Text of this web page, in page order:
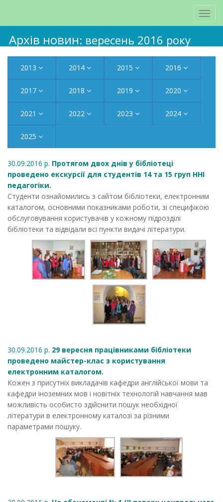
Архів новин: вересень 2016 року
2013 2014 2015 2016
2017 2018 2019 2020
2021 2022 2023 2024
2025
30.09.2016 р. Протягом двох днів у бібліотеці
проведено екскурсії для студентів 14 та 15 груп ННІ
педагогіки.
Студенти ознайомились з сайтом бібліотеки, електронним
каталогом, основними показниками роботи, зі специфікою
обслуговування користувачів у кожному підрозділі
бібліотеки та відвідали всі пункти видачі літератури.
30.09.2016 р. 29 вересня працівниками бібліотеки
проведено майстер-клас з користування
електронним каталогом.
Кожен з присутніх викладачів кафедри англійської мови та
кафедри іноземних мов і новітніх технологій навчання мав
можливість особисто здійснити пошук необхідної
літератури в електронному каталозі за різними
параметрами пошуку.